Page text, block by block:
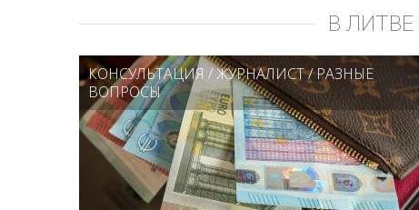
В ЛИТВЕ
КОНСУЛЬТАЦИЯ /ЖУРНАЛИСТ/РАЗНЫЕ
ВОПРОСЫ